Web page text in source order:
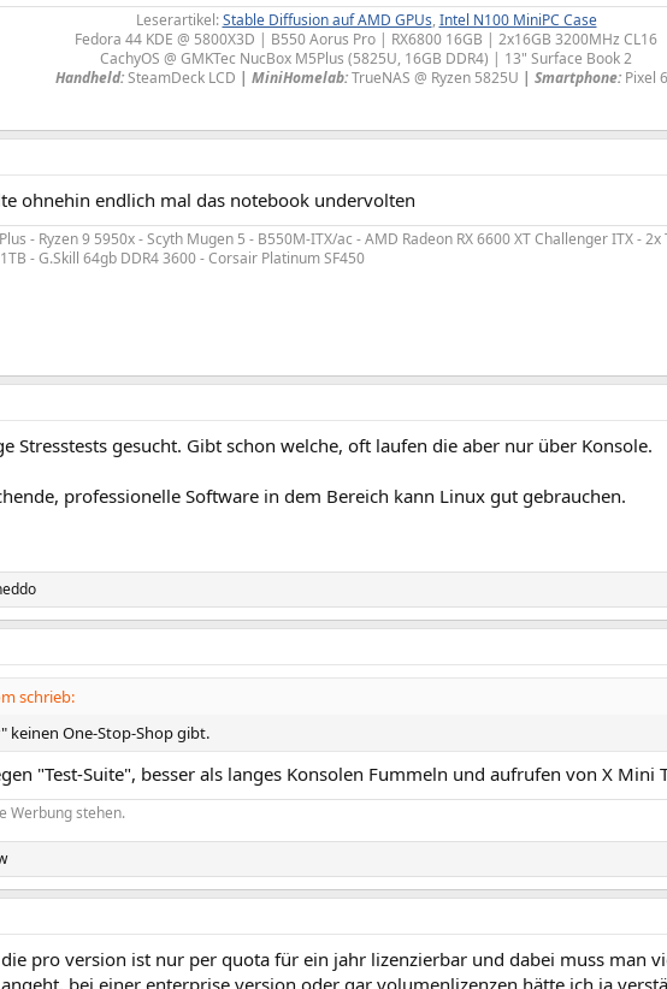
Leserartikel:Stable Diffusion auf AMD GPUs, Intel N100 MiniPC Case
Fedora 44 KDE @ 5800X3D | B550 Aorus Pro | RX6800 16GB | 2x16GB 3200MHz CL16
CachyOS @ GMKTec NucBox M5Plus (5825U, 16GB DDR4) | 13" Surface Book 2
Handheld:SteamDeck LCD | MiniHomelab:TrueNAS @ Ryzen 5825U | Smartphone: Pixel
ohnehin endlich mal das notebook undervolten
- Ryzen 9 5950x - Scyth Mugen 5 - B550M-ITX/ac - AMD Radeon RX 6600 XT Challenger ITX - 2x
- G.Skill 64gb DDR4 3600 - Corsair Platinum SF450
Stresstests gesucht. Gibt schon welche, oft laufen die aber nur über Konsole.
professionelle Software in dem Bereich kann Linux gut gebrauchen.
schrieb:
keinen One-Stop-Shop gibt.
"Test-Suite", besser als langes Konsolen Fummeln und aufrufen von X Mini
Werbung stehen.
pro version ist nur per quota für ein jahr lizenzierbar und dabei muss man
bei einer enterprise version oder gar volumenlizenzen hätte ich ja